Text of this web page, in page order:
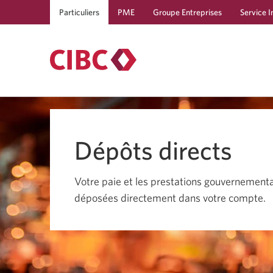
Particuliers PME Groupe Entreprises Service
Dépôts directs
Votre paie et les prestations
déposées directement dans votre compte.